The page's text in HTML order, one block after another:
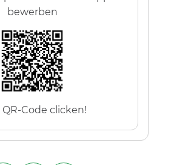
bewerben
Code clicken!